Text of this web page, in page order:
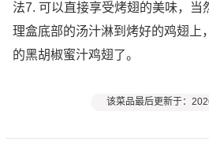
法7. 可以直接享受烤翅的美味，当
理盒底部的汤汁淋到烤好的鸡翅上
的黑胡椒蜜汁鸡翅了。
该菜品最后更新于：